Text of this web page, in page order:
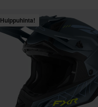
Huippuhinta!